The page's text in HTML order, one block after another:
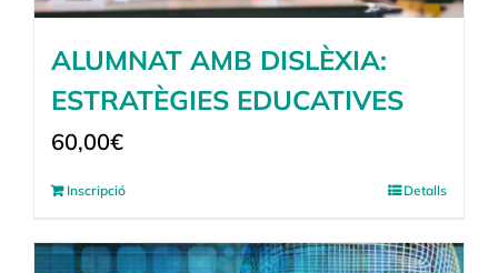
ALUMNAT AMB DISLÈXIA:
ESTRATÈGIES EDUCATIVES
60,00€
Inscripció Detalls